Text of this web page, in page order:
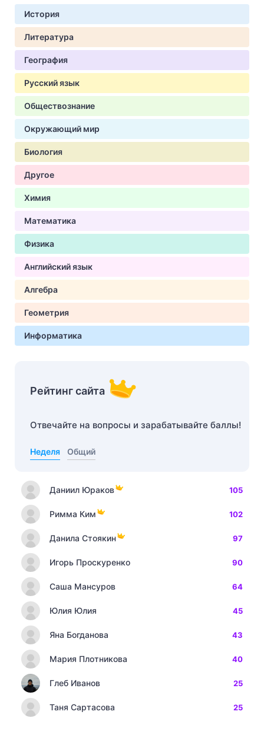
История
Литература
География
Русский язык
Обществознание
Окружающий мир
Биология
Другое
Химия
Математика
Физика
Английский язык
Алгебра
Геометрия
Информатика
Рейтинг сайта
Отвечайте на вопросы и зарабатывайте баллы!
Неделя Общий
Даниил Юраков 105
Римма Ким 102
Данила Стоякин 97
Игорь Проскуренко 90
Саша Мансуров 64
Юлия Юлия 45
Яна Богданова 43
Мария Плотникова 40
Глеб Иванов 25
Таня Сартасова 25